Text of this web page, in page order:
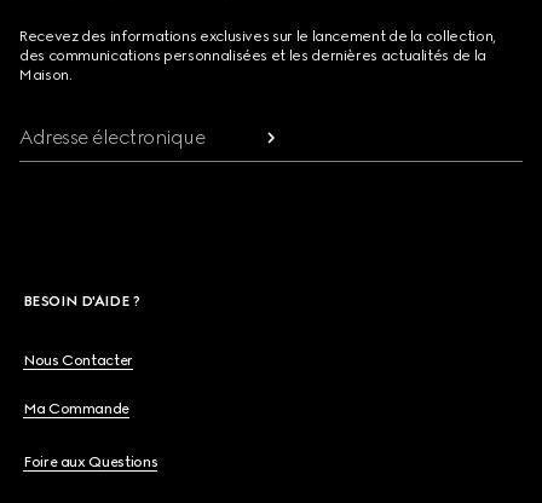
Recevez des informations exclusives sur le lancement de la collection,
des communications personnalisées et les dernières actualités de la
Maison.
Adresse électronique
BESOIN D'AIDE ?
Nous Contacter
Ma Commande
Foire aux Questions